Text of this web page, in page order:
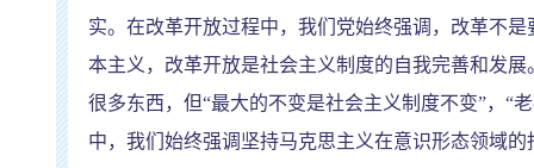
实。在改革开放过程中，我们党始终强调，改革不
本主义，改革开放是社会主义制度的自我完善和发
很多东西，但“最大的不变是社会主义制度不变”， “
中，我们始终强调坚持马克思主义在意识形态领域